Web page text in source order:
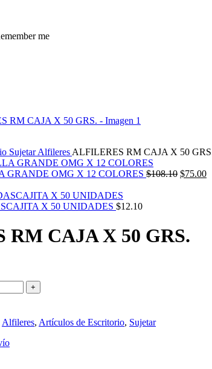
me
SujetarAlfileres ALFILERES RM CAJA X 50
GRANDE OMG X 12 COLORES $108.10 El
$75.00El
X 50 UNIDADES $12.10
RM CAJA X 50 GRS.
Alfileres, Artículos de Escritorio, Sujetar